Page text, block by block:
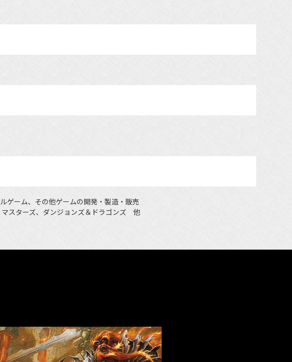
ゲーム、その他ゲームの開発・製造・販売
スターズ、ダンジョンズ＆ドラゴンズ 他